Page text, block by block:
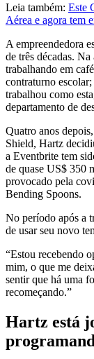
Leia também: Este
Aérea e agora tem
A empreendedora
de três décadas.
trabalhando em
contraturno
trabalhou como
departamento de
Quatro anos
Shield, Hartz
a Eventbrite tem
de quase US$ 350
provocado pela
Bending Spoons.
No período após a
de usar seu novo
“Estou recebendo
mim, o que me
sentir que há uma
recomeçando.”
Hartz está